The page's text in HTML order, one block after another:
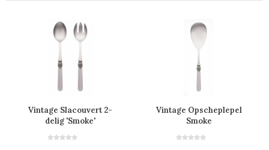
Vintage Slacouvert 2-
delig 'Smoke'
Vintage Opscheplepel
Smoke